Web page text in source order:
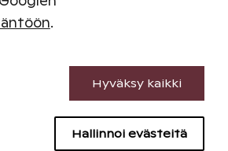
.
evästeet
evästeet
Hallinnoi evästeitä
Hyväksy kaikki